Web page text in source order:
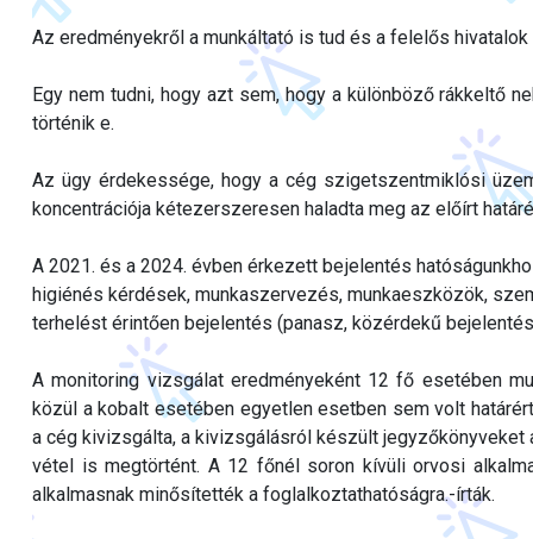
Az eredményekről a munkáltató is tud és a felelős
Egy nem tudni, hogy azt sem, hogy a különböző rákkeltő
történik e.
Az ügy érdekessége, hogy a cég szigetszentmiklósi
koncentrációja kétezerszeresen haladta meg az előírt
A 2021. és a 2024. évben érkezett bejelentés
higiénés kérdések, munkaszervezés, munkaeszközök,
terhelést érintően bejelentés (panasz, közérdekű
A monitoring vizsgálat eredményeként 12 fő esetében
közül a kobalt esetében egyetlen esetben sem volt
a cég kivizsgálta, a kivizsgálásról készült
vétel is megtörtént. A 12 főnél soron kívüli orvosi
alkalmasnak minősítették a foglalkoztathatóságra.-írták.